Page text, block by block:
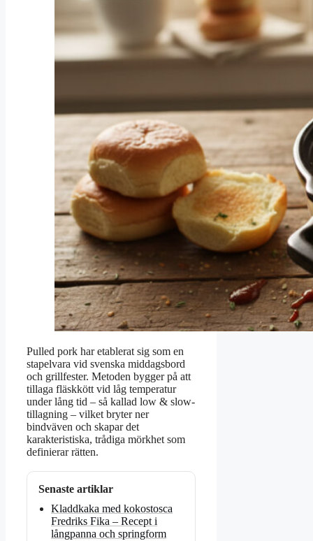
Pulled pork har etablerat sig som en
stapelvara vid svenska middagsbord
och grillfester. Metoden bygger på att
tillaga fläskkött vid låg temperatur
under lång tid – så kallad low & slow-
tillagning – vilket bryter ner
bindväven och skapar det
karakteristiska, trådiga mörkhet som
definierar rätten.
Senaste artiklar
Kladdkaka med kokostosca
Fredriks Fika – Recept i
långpanna och springform